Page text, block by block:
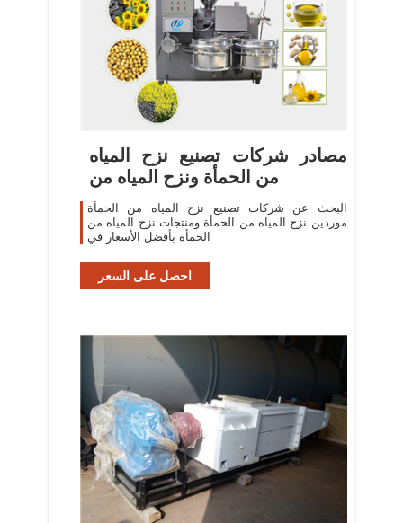
مصادر شركات تصنيع نزح المياه
من الحمأة ونزح المياه من
البحث عن شركات تصنيع نزح المياه من الحمأة
موردين نزح المياه من الحمأة ومنتجات نزح المياه من
الحمأة بأفضل الأسعار في
احصل على السعر